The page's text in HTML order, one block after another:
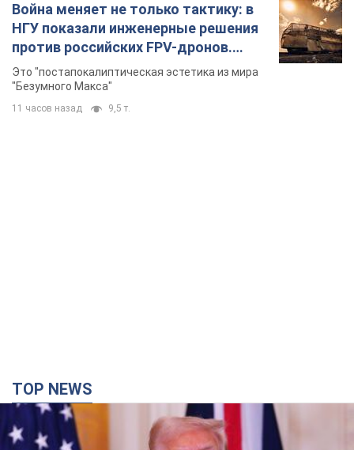
Война меняет не только тактику: в
НГУ показали инженерные решения
против российских FPV-дронов.
Фото
Это "постапокалиптическая эстетика из мира
"Безумного Макса"
11 часов назад 9,5 т.
TOP NEWS